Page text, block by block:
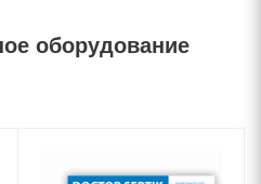
оборудование